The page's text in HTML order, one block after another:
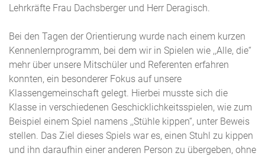
Lehrkräfte Frau Dachsberger und Herr Deragisch.
Bei den Tagen der Orientierung wurde nach einem kurzen
Kennenlernprogramm, bei dem wir in Spielen wie ,,Alle, die“
mehr über unsere Mitschüler und Referenten erfahren
konnten, ein besonderer Fokus auf unsere
Klassengemeinschaft gelegt. Hierbei musste sich die
Klasse in verschiedenen Geschicklichkeitsspielen, wie zum
Beispiel einem Spiel namens ,,Stühle kippen“, unter Beweis
stellen. Das Ziel dieses Spiels war es, einen Stuhl zu kippen
und ihn daraufhin einer anderen Person zu übergeben, ohne